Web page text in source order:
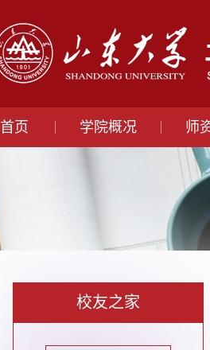
首页 学院概况 师
校友之家